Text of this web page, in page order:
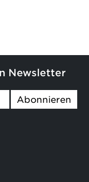
Newsletter
Abonnieren